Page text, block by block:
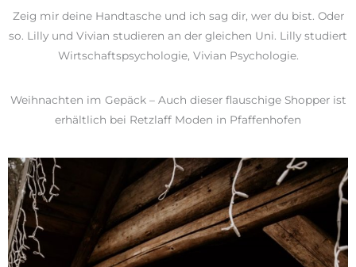
Zeig mir deine Handtasche und ich sag dir, wer du bist. Oder
so. Lilly und Vivian studieren an der gleichen Uni. Lilly studiert
Wirtschaftspsychologie, Vivian Psychologie.
Weihnachten im Gepäck – Auch dieser flauschige Shopper ist
erhältlich bei Retzlaff Moden in Pfaffenhofen